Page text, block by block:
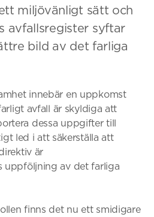
miljövänligt sätt och
avfallsregister syftar
bild av det farliga
innebär en uppkomst
avfall är skyldiga att
dessa uppgifter till
led i att säkerställa att
är
uppföljning av det farliga
finns det nu ett smidigare